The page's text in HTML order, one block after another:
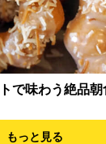
で味わう絶品朝
もっと見る